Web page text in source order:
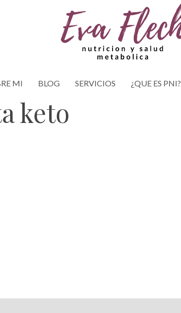
MI BLOG SERVICIOS ¿QUE ES PNI?
keto